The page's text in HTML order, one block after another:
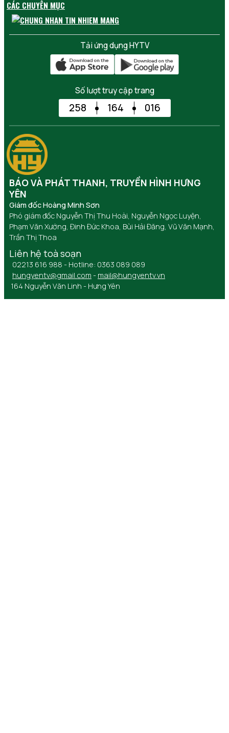
CÁC CHUYÊN MỤC
Tải ứng dụng HYTV
Số lượt truy cập trang
258 164 016
BÁO VÀ PHÁT THANH, TRUYỀN HÌNH HƯNG
YÊN
Giám đốc Hoàng Minh Sơn
Phó giám đốc Nguyễn Thị Thu Hoài, Nguyễn Ngọc Luyện,
Phạm Văn Xướng, Đinh Đức Khoa, Bùi Hải Đăng, Vũ Văn Mạnh,
Trần Thị Thoa
Liên hệ toà soạn
02213 616 988 - Hotline: 0363 089 089
hungyentv@gmail.com - mail@hungyentv.vn
164 Nguyễn Văn Linh - Hưng Yên